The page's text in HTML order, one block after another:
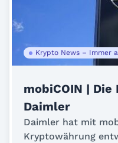
Krypto News – Immer
mobiCOIN |
Daimler
Daimler hat mit
Kryptowährung